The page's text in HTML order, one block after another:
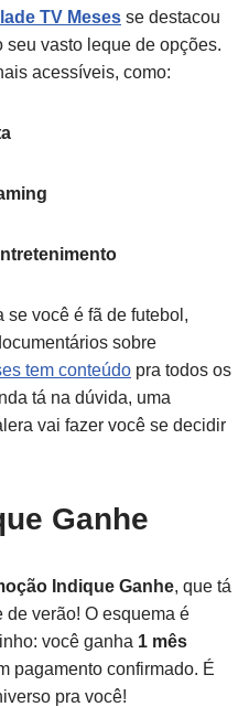
TV Meses se destacou
vasto leque de opções.
acessíveis, como:
se você é fã de futebol,
sobre
tem conteúdo pra todos os
tá na dúvida, uma
vai fazer você se decidir
Ganhe
Indique Ganhe, que tá
verão! O esquema é
você ganha 1 mês
pagamento confirmado. É
pra você!